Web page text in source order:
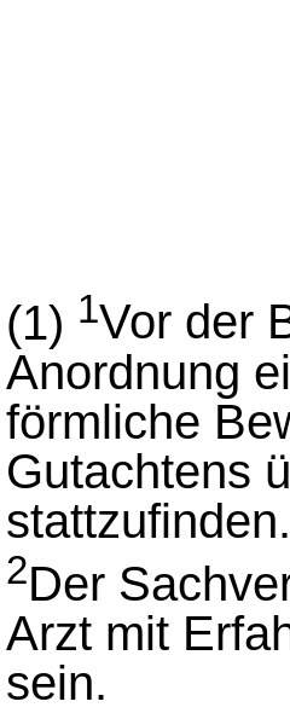
(1) 1Vor der
Anordnung
förmliche
Gutachtens
stattzufinden.
2Der
Arzt mit
sein.